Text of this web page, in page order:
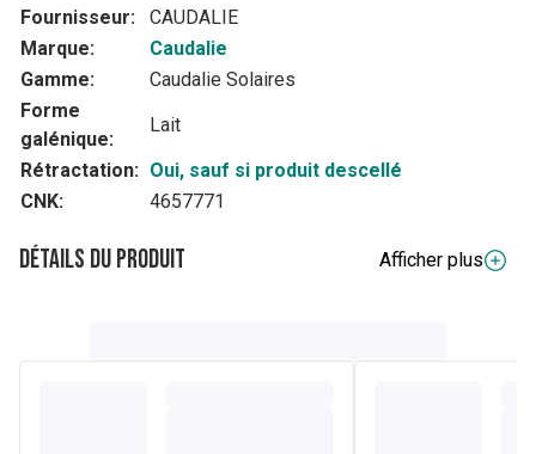
Fournisseur:
CAUDALIE
Marque:
Caudalie
Gamme:
Caudalie Solaires
Forme
galénique:
Lait
Rétractation: Oui, sauf si produit descellé
CNK:
4657771
Détails du produit
Afficher plus
après chaque exposition au soleil tout en prolongeant le